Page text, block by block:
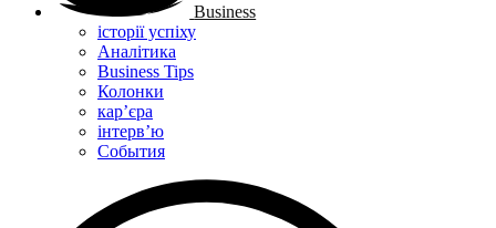
Business
історії успіху
Аналітика
Business Tips
Колонки
кар’єра
інтерв’ю
Cобытия